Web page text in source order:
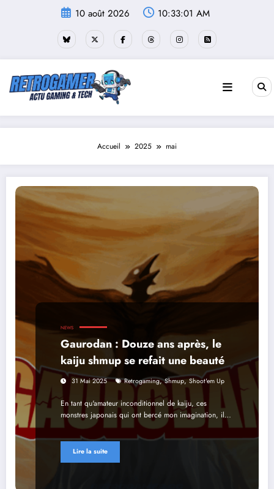
10 août 2026 10:33:03 AM
Accueil 2025 mai
NEWS
Gaurodan : Douze ans après, le
kaiju shmup se refait une beauté
31 Mai 2025 Retrogaming,Shmup,Shoot'em Up
En tant qu'amateur inconditionnel de kaiju, ces
monstres japonais qui ont bercé mon imagination, il…
Lire la suite